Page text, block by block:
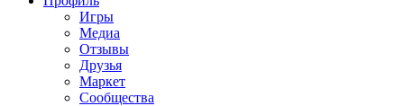
Игры
Медиа
Отзывы
Друзья
Маркет
Сообщества